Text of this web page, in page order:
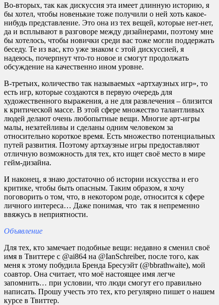
Во-вторых, так как дискуссия эта имеет длинную историю, я
бы хотел, чтобы новенькие тоже получили о ней хоть какое-
нибудь представление. Это она из тех вещей, которые нет-нет,
да и всплывают в разговоре между дизайнерами, поэтому мне
бы хотелось, чтобы новички среди вас тоже могли поддержать
беседу. Те из вас, кто уже знаком с этой дискуссией, я
надеюсь, почерпнут что-то новое и смогут продолжать
обсуждение на качественно ином уровне.
В-третьих, количество так называемых «артхаузных игр», то
есть игр, которые создаются в первую очередь для
художественного выражения, а не для развлечения – близится
к критической массе. В этой сфере множество талантливых
людей делают очень любопытные вещи. Многие арт-игры
малы, незатейливы и сделаны одним человеком за
относительно короткое время. Есть множество потенциальных
путей развития. Поэтому артхаузные игры предоставляют
отличную возможность для тех, кто ищет своё место в мире
гейм-дизайна.
И наконец, я знаю достаточно об истории искусства и его
критике, чтобы быть опасным. Таким образом, я хочу
поговорить о том, что, в некотором роде, относится к сфере
личного интереса… Даже понимая, что так я непременно
ввяжусь в неприятности.
Объявление
Для тех, кто замечает подобные вещи: недавно я сменил своё
имя в Твиттере с @ai864 на @IanSchreiber, после того, как
меня к этому побудила Бренда Бресуэйт (@bbrathwaite), мой
соавтор. Она считает, что моё настоящее имя легче
запомнить… при условии, что люди смогут его правильно
написать. Прошу учесть это тех, кто регулярно пишет о нашем
курсе в Твиттер.